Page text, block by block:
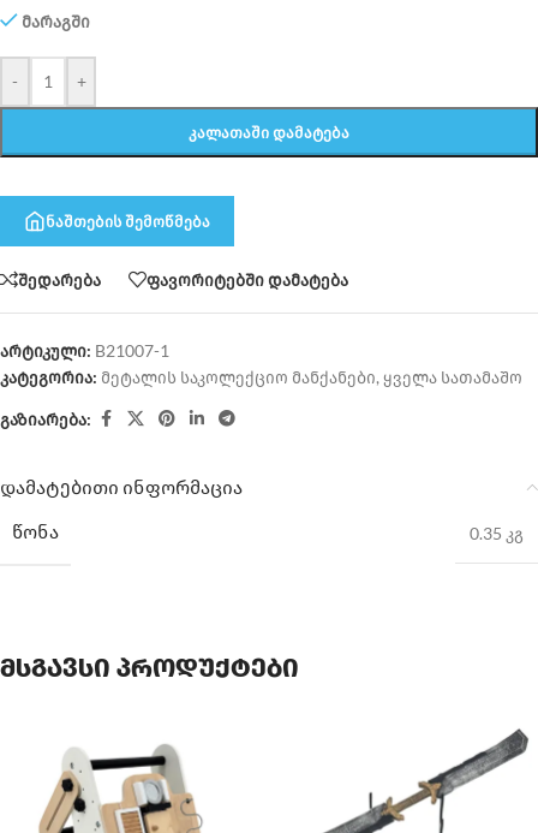
მარაგში
- +
ᲙᲐᲚᲐᲗᲐᲨᲘ ᲓᲐᲛᲐᲢᲔᲑᲐ
ნაშთების შემოწმება
შედარება ფავორიტებში დამატება
არტიკული: B21007-1
კატეგორია: მეტალის საკოლექციო მანქანები, ყველა სათამაშო
გაზიარება:
დამატებითი ინფორმაცია
ᲬᲝᲜᲐ
0.35 კგ
მსგავსი პროდუქტები